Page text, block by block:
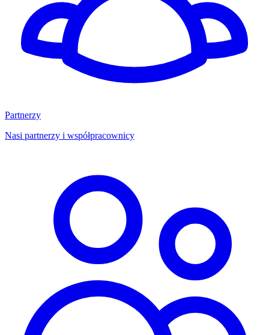
Partnerzy
Nasi partnerzy i współpracownicy